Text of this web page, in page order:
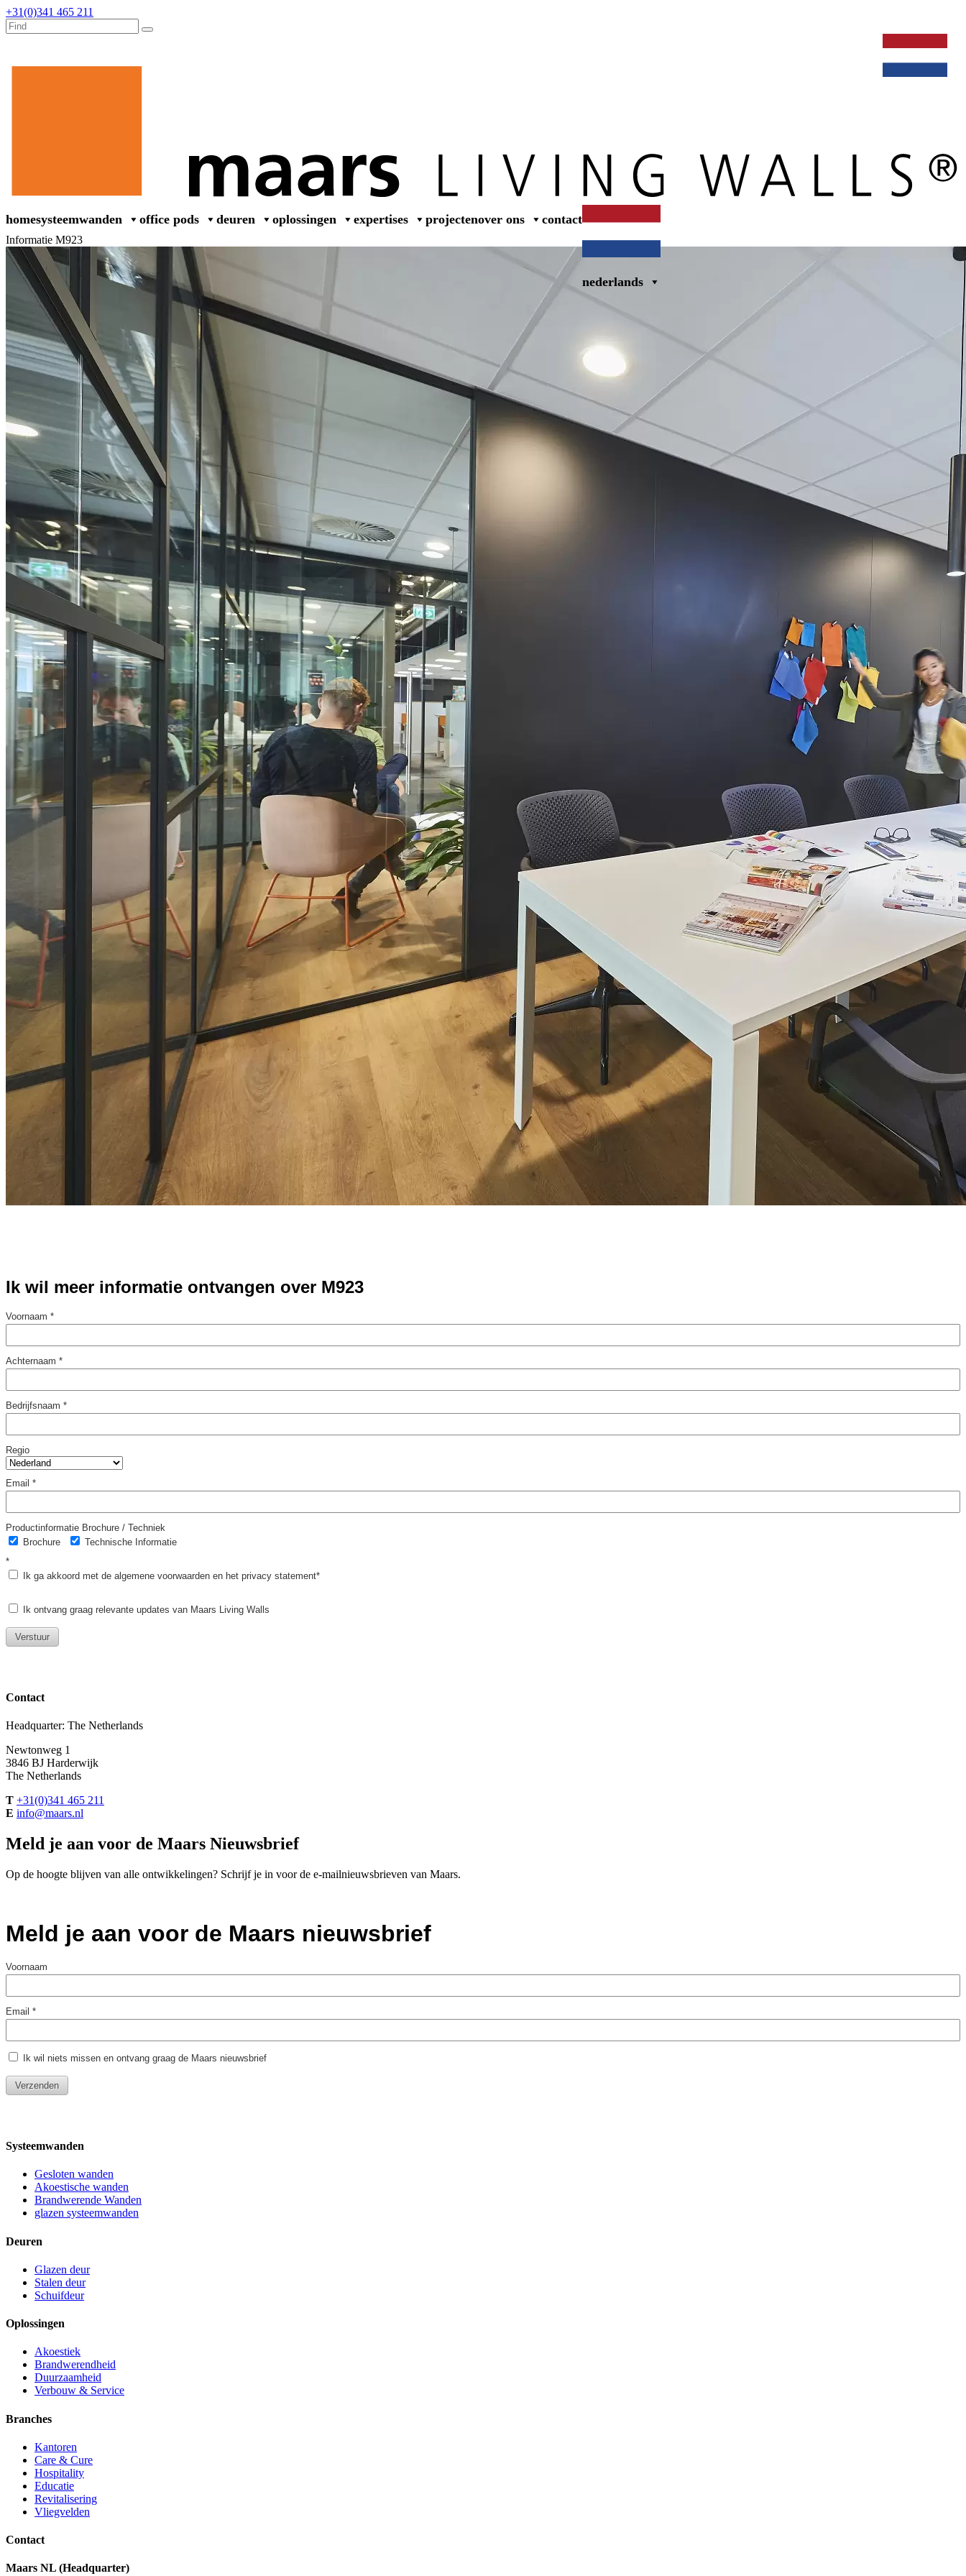
+31(0)341 465 211
homesysteemwanden office pods deuren oplossingen expertises projectenover ons contact
nederlands
Informatie M923
Contact
Headquarter: The Netherlands
Newtonweg 1
3846 BJ Harderwijk
The Netherlands
T +31(0)341 465 211
E info@maars.nl
Meld je aan voor de Maars Nieuwsbrief
Op de hoogte blijven van alle ontwikkelingen? Schrijf je in voor de e-mailnieuwsbrieven van Maars.
Systeemwanden
Gesloten wanden
Akoestische wanden
Brandwerende Wanden
glazen systeemwanden
Deuren
Glazen deur
Stalen deur
Schuifdeur
Oplossingen
Akoestiek
Brandwerendheid
Duurzaamheid
Verbouw & Service
Branches
Kantoren
Care & Cure
Hospitality
Educatie
Revitalisering
Vliegvelden
Contact
Maars NL (Headquarter)